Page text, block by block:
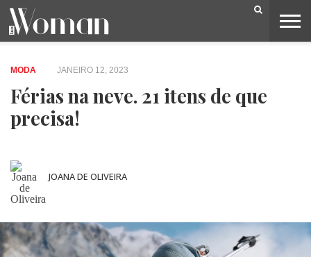
BELEZA
CAPA
LIFESTYLE
MODA
OPINIÃO
PESSOAS
SOCIEDADE
VIDEOS
MODA JANEIRO 12, 2023
Férias na neve. 21 itens de que
precisa!
JOANA DE OLIVEIRA